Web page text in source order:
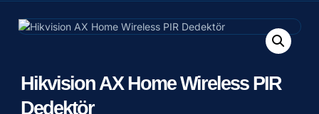
Hikvision AX Home Wireless PIR
Dedektör